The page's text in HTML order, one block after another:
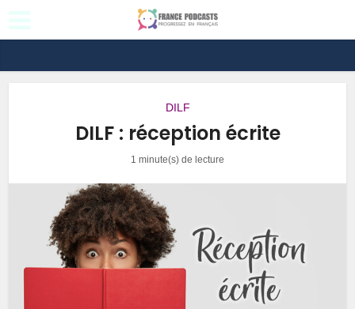
DILF
DILF : réception écrite
1 minute(s) de lecture